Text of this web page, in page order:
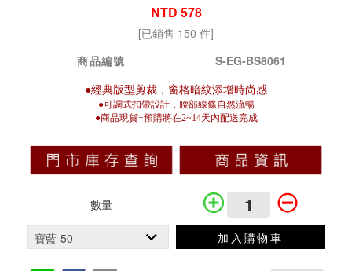
NTD 578
[已銷售 150 件]
商品編號
S-EG-BS8061
●經典版型剪裁，窗格暗紋添增時尚感
●可調式扣帶設計，腰部線條自然流暢
●商品現貨+預購將在2~14天內配送完成
數量
加入購物車